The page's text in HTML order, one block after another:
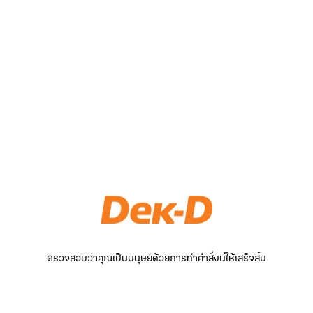
ตรวจสอบว่าคุณเป็นมนุษย์ด้วยการทำคำสั่งนี้ให้เสร็จสิ้น